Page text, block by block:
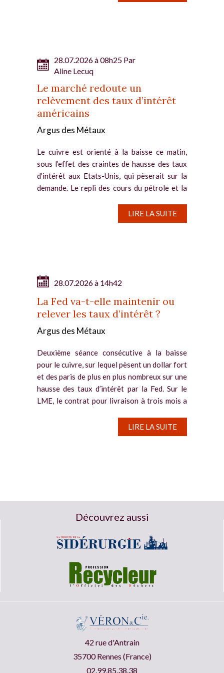
28.07.2026 à 08h25 Par
Aline Lecuq
Le marché redoute un
relèvement des taux d’intérêt
américains
Argus des Métaux
Le cuivre est orienté à la baisse ce matin,
sous l’effet des craintes de hausse des taux
d’intérêt aux Etats-Unis, qui pèserait sur la
demande. Le repli des cours du pétrole et la
LIRE LA SUITE
28.07.2026 à 14h42
La Fed va-t-elle maintenir ou
relever les taux d’intérêt ?
Argus des Métaux
Deuxième séance consécutive à la baisse
pour le cuivre, sur lequel pèsent un dollar fort
et des paris de plus en plus nombreux sur une
hausse des taux d’intérêt par la Fed. Sur le
LME, le contrat pour livraison à trois mois a
LIRE LA SUITE
Découvrez aussi
42 rue d'Antrain
35700 Rennes (France)
02.99.85.38.38